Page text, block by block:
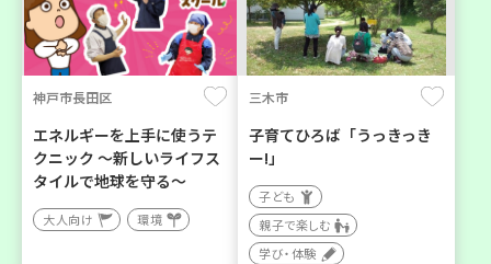
神戸市長田区
エネルギーを上手に使うテ
クニック ～新しいライフス
タイルで地球を守る～
大人向け 環境
三木市
子育てひろば「うっきっき
ー!」
子ども
親子で楽しむ
学び・体験